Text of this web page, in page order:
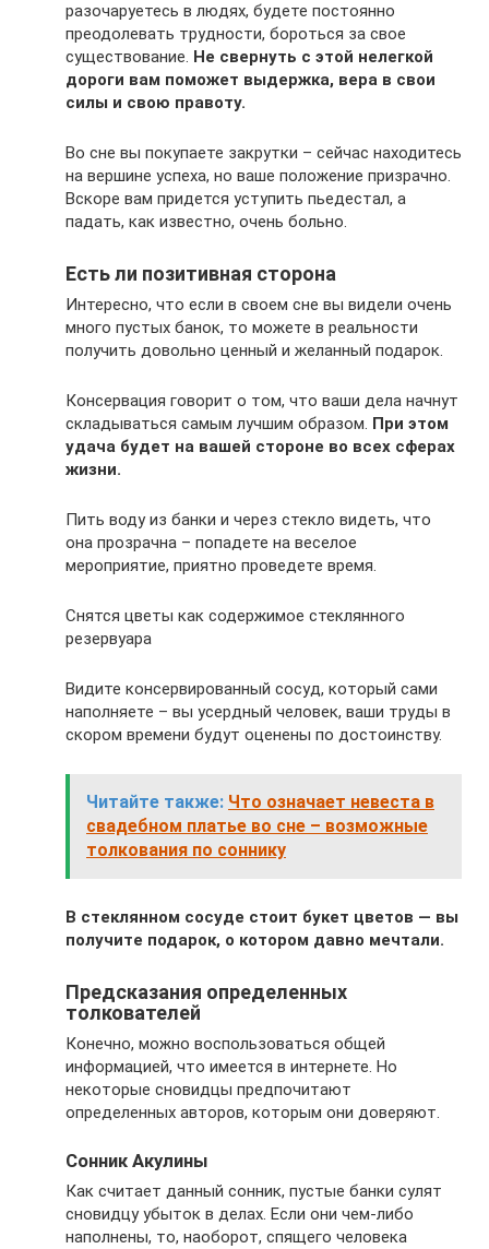
разочаруетесь в людях, будете постоянно
преодолевать трудности, бороться за свое
существование. Не свернуть с этой нелегкой
дороги вам поможет выдержка, вера в свои
силы и свою правоту.
Во сне вы покупаете закрутки – сейчас находитесь
на вершине успеха, но ваше положение призрачно.
Вскоре вам придется уступить пьедестал, а
падать, как известно, очень больно.
Есть ли позитивная сторона
Интересно, что если в своем сне вы видели очень
много пустых банок, то можете в реальности
получить довольно ценный и желанный подарок.
Консервация говорит о том, что ваши дела начнут
складываться самым лучшим образом. При этом
удача будет на вашей стороне во всех сферах
жизни.
Пить воду из банки и через стекло видеть, что
она прозрачна – попадете на веселое
мероприятие, приятно проведете время.
Снятся цветы как содержимое стеклянного
резервуара
Видите консервированный сосуд, который сами
наполняете – вы усердный человек, ваши труды в
скором времени будут оценены по достоинству.
Читайте также: Что означает невеста в
свадебном платье во сне – возможные
толкования по соннику
В стеклянном сосуде стоит букет цветов — вы
получите подарок, о котором давно мечтали.
Предсказания определенных
толкователей
Конечно, можно воспользоваться общей
информацией, что имеется в интернете. Но
некоторые сновидцы предпочитают
определенных авторов, которым они доверяют.
Сонник Акулины
Как считает данный сонник, пустые банки сулят
сновидцу убыток в делах. Если они чем-либо
наполнены, то, наоборот, спящего человека